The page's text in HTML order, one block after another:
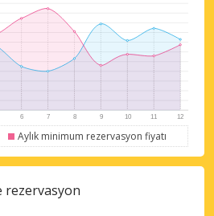
Aylık minimum rezervasyon fiyatı
rezervasyon